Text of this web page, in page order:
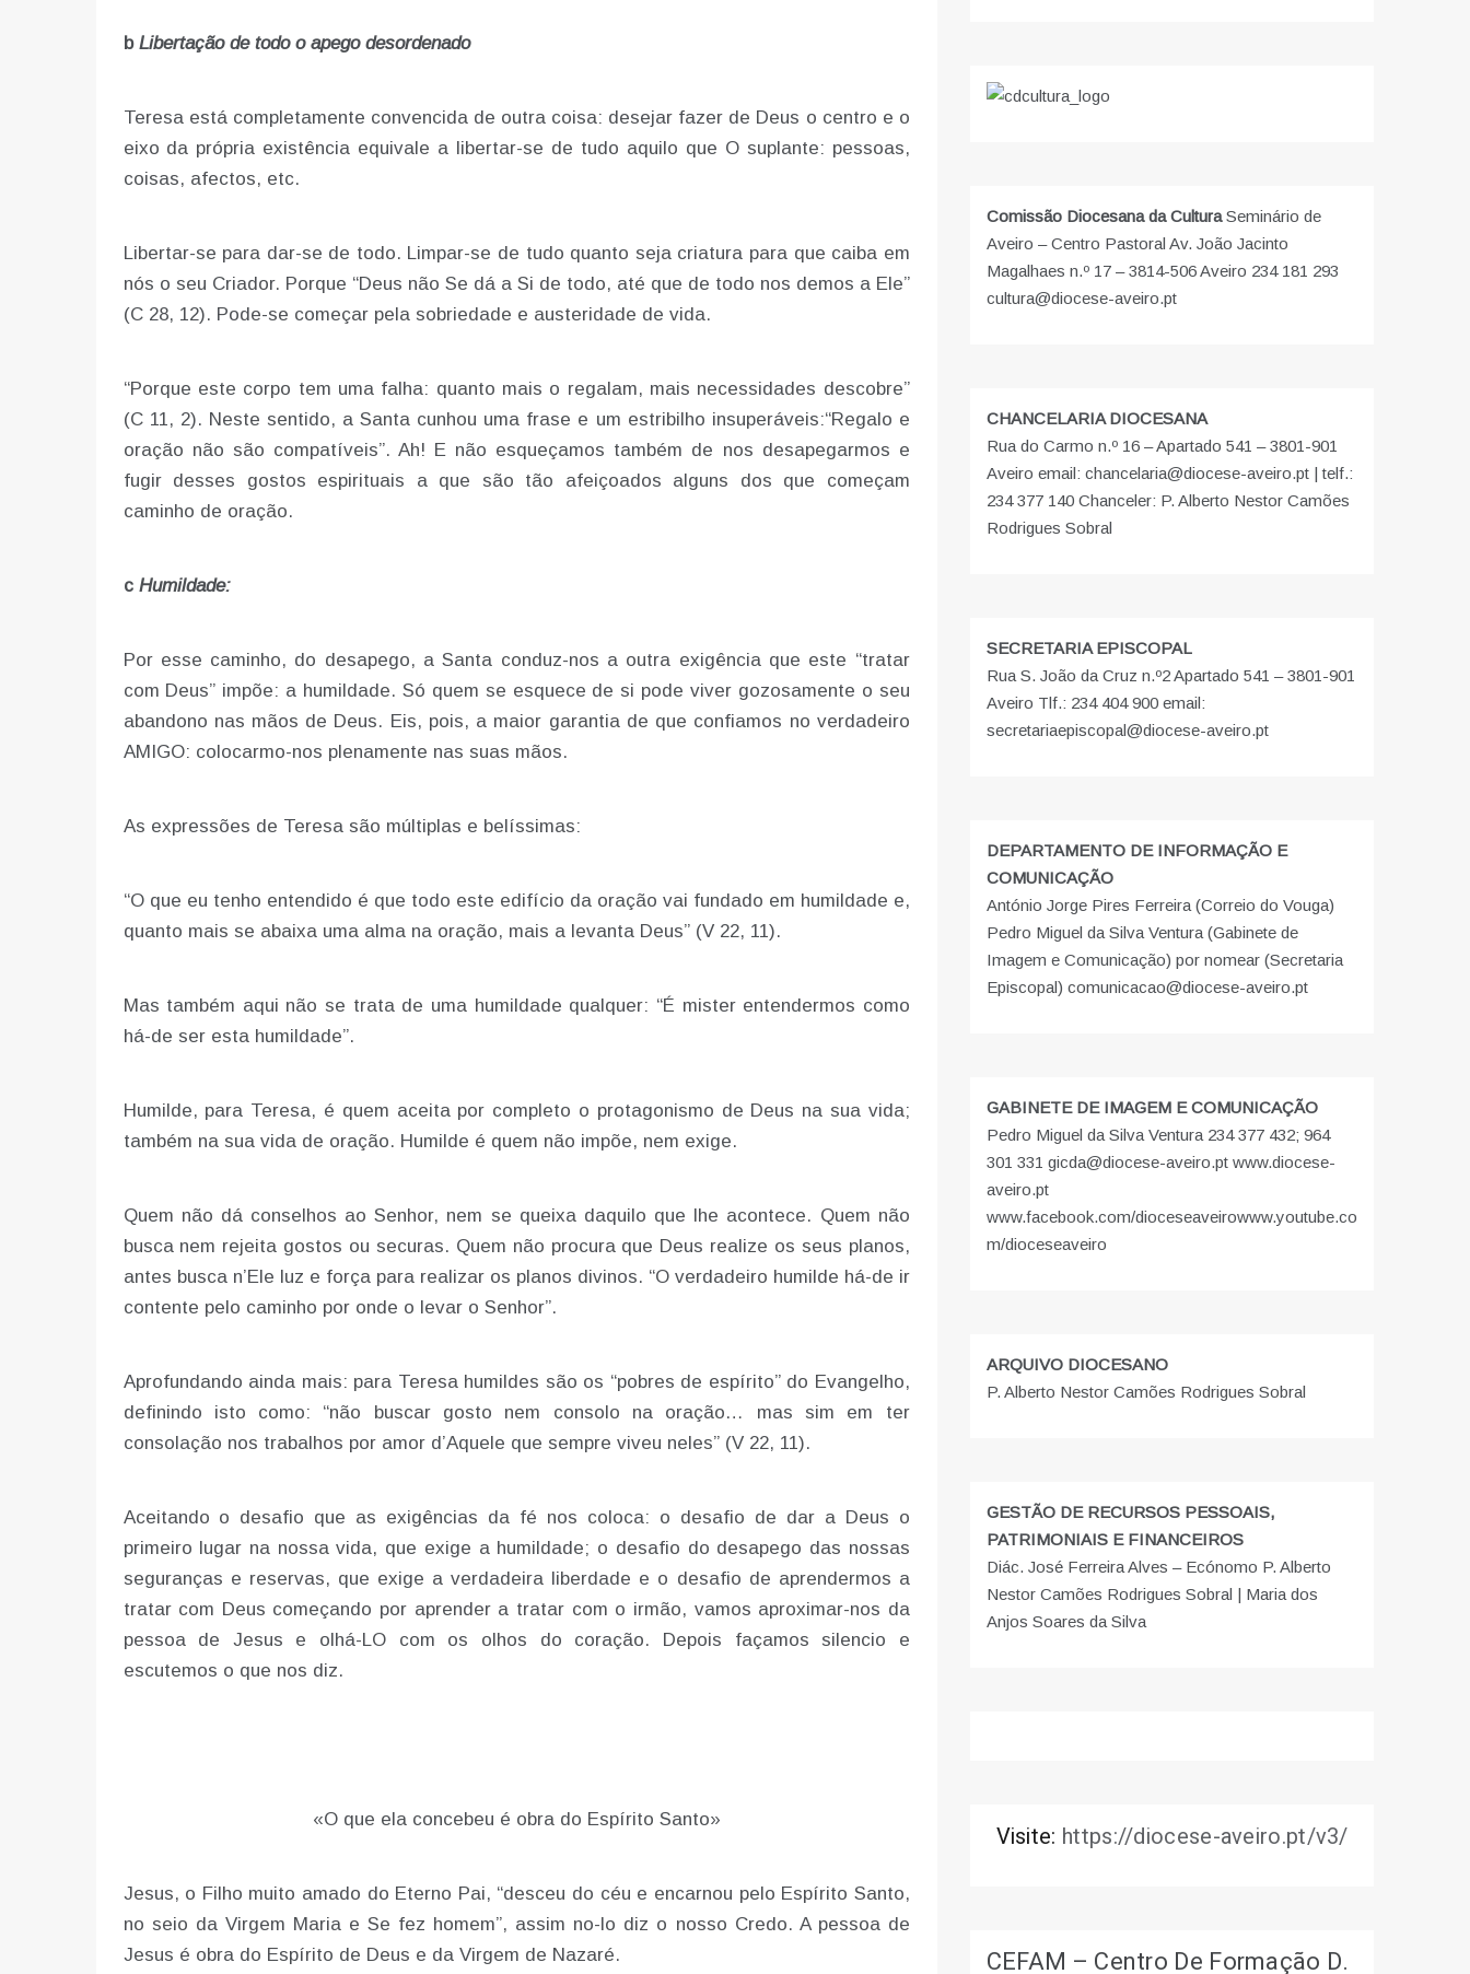
b Libertação de todo o apego desordenado
Teresa está completamente convencida de outra coisa: desejar fazer de Deus o centro e o
eixo da própria existência equivale a libertar-se de tudo aquilo que O suplante: pessoas,
coisas, afectos, etc.
Libertar-se para dar-se de todo. Limpar-se de tudo quanto seja criatura para que caiba em
nós o seu Criador. Porque “Deus não Se dá a Si de todo, até que de todo nos demos a Ele”
(C 28, 12). Pode-se começar pela sobriedade e austeridade de vida.
“Porque este corpo tem uma falha: quanto mais o regalam, mais necessidades descobre”
(C 11, 2). Neste sentido, a Santa cunhou uma frase e um estribilho insuperáveis:“Regalo e
oração não são compatíveis”. Ah! E não esqueçamos também de nos desapegarmos e
fugir desses gostos espirituais a que são tão afeiçoados alguns dos que começam
caminho de oração.
c Humildade:
Por esse caminho, do desapego, a Santa conduz-nos a outra exigência que este “tratar
com Deus” impõe: a humildade. Só quem se esquece de si pode viver gozosamente o seu
abandono nas mãos de Deus. Eis, pois, a maior garantia de que confiamos no verdadeiro
AMIGO: colocarmo-nos plenamente nas suas mãos.
As expressões de Teresa são múltiplas e belíssimas:
“O que eu tenho entendido é que todo este edifício da oração vai fundado em humildade e,
quanto mais se abaixa uma alma na oração, mais a levanta Deus” (V 22, 11).
Mas também aqui não se trata de uma humildade qualquer: “É mister entendermos como
há-de ser esta humildade”.
Humilde, para Teresa, é quem aceita por completo o protagonismo de Deus na sua vida;
também na sua vida de oração. Humilde é quem não impõe, nem exige.
Quem não dá conselhos ao Senhor, nem se queixa daquilo que lhe acontece. Quem não
busca nem rejeita gostos ou securas. Quem não procura que Deus realize os seus planos,
antes busca n’Ele luz e força para realizar os planos divinos. “O verdadeiro humilde há-de ir
contente pelo caminho por onde o levar o Senhor”.
Aprofundando ainda mais: para Teresa humildes são os “pobres de espírito” do Evangelho,
definindo isto como: “não buscar gosto nem consolo na oração… mas sim em ter
consolação nos trabalhos por amor d’Aquele que sempre viveu neles” (V 22, 11).
Aceitando o desafio que as exigências da fé nos coloca: o desafio de dar a Deus o
primeiro lugar na nossa vida, que exige a humildade; o desafio do desapego das nossas
seguranças e reservas, que exige a verdadeira liberdade e o desafio de aprendermos a
tratar com Deus começando por aprender a tratar com o irmão, vamos aproximar-nos da
pessoa de Jesus e olhá-LO com os olhos do coração. Depois façamos silencio e
escutemos o que nos diz.
«O que ela concebeu é obra do Espírito Santo»
Jesus, o Filho muito amado do Eterno Pai, “desceu do céu e encarnou pelo Espírito Santo,
no seio da Virgem Maria e Se fez homem”, assim no-lo diz o nosso Credo. A pessoa de
Jesus é obra do Espírito de Deus e da Virgem de Nazaré.
Comissão Diocesana da CulturaSeminário de
Aveiro – Centro Pastoral Av. João Jacinto
Magalhaes n.º 17 – 3814-506 Aveiro 234 181 293
cultura@diocese-aveiro.pt
CHANCELARIA DIOCESANA
Rua do Carmo n.º 16 – Apartado 541 – 3801-901
Aveiro email: chancelaria@diocese-aveiro.pt | telf.:
234 377 140 Chanceler: P. Alberto Nestor Camões
Rodrigues Sobral
SECRETARIA EPISCOPAL
Rua S. João da Cruz n.º2 Apartado 541 – 3801-901
Aveiro Tlf.: 234 404 900 email:
secretariaepiscopal@diocese-aveiro.pt
DEPARTAMENTO DE INFORMAÇÃO E
COMUNICAÇÃO
António Jorge Pires Ferreira (Correio do Vouga)
Pedro Miguel da Silva Ventura (Gabinete de
Imagem e Comunicação) por nomear (Secretaria
Episcopal) comunicacao@diocese-aveiro.pt
GABINETE DE IMAGEM E COMUNICAÇÃO
Pedro Miguel da Silva Ventura 234 377 432; 964
301 331 gicda@diocese-aveiro.pt www.diocese-
aveiro.pt
www.facebook.com/dioceseaveirowww.youtube.co
m/dioceseaveiro
ARQUIVO DIOCESANO
P. Alberto Nestor Camões Rodrigues Sobral
GESTÃO DE RECURSOS PESSOAIS,
PATRIMONIAIS E FINANCEIROS
Diác. José Ferreira Alves – Ecónomo P. Alberto
Nestor Camões Rodrigues Sobral | Maria dos
Anjos Soares da Silva
Visite: https://diocese-aveiro.pt/v3/
CEFAM – Centro De Formação D.